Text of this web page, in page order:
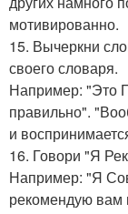
мотивированно.
15. Вычеркни
своего словаря.
Например: "Это
правильно".
и
16. Говори "Я
Например: "Я
рекомендую вам